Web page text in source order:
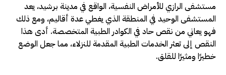
مستشفى الرازي للأمراض النفسية، الواقع في مدينة برشيد، يعد
المستشفى الوحيد في المنطقة الذي يغطي عدة أقاليم، ومع ذلك
فهو يعاني من نقص حاد في الكوادر الطبية المتخصصة. أدى هذا
النقص إلى تعثر الخدمات الطبية المقدمة للنزلاء، مما جعل الوضع
خطيرًا ومثيرًا للقلق.